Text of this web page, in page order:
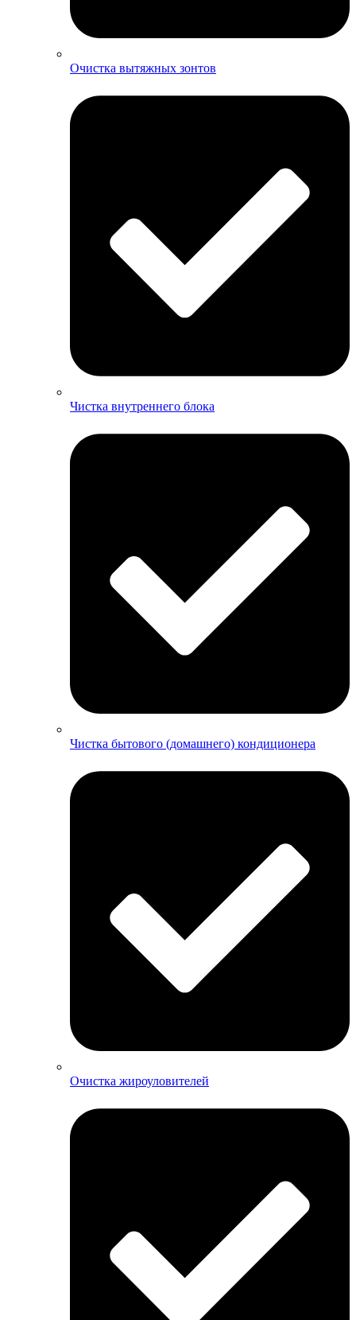
Очистка вытяжных зонтов
Чистка внутреннего блока
Чистка бытового (домашнего) кондиционера
Очистка жироуловителей